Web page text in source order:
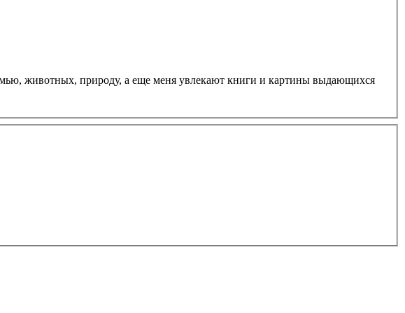
животных, природу, а еще меня увлекают книги и картины выдающихся